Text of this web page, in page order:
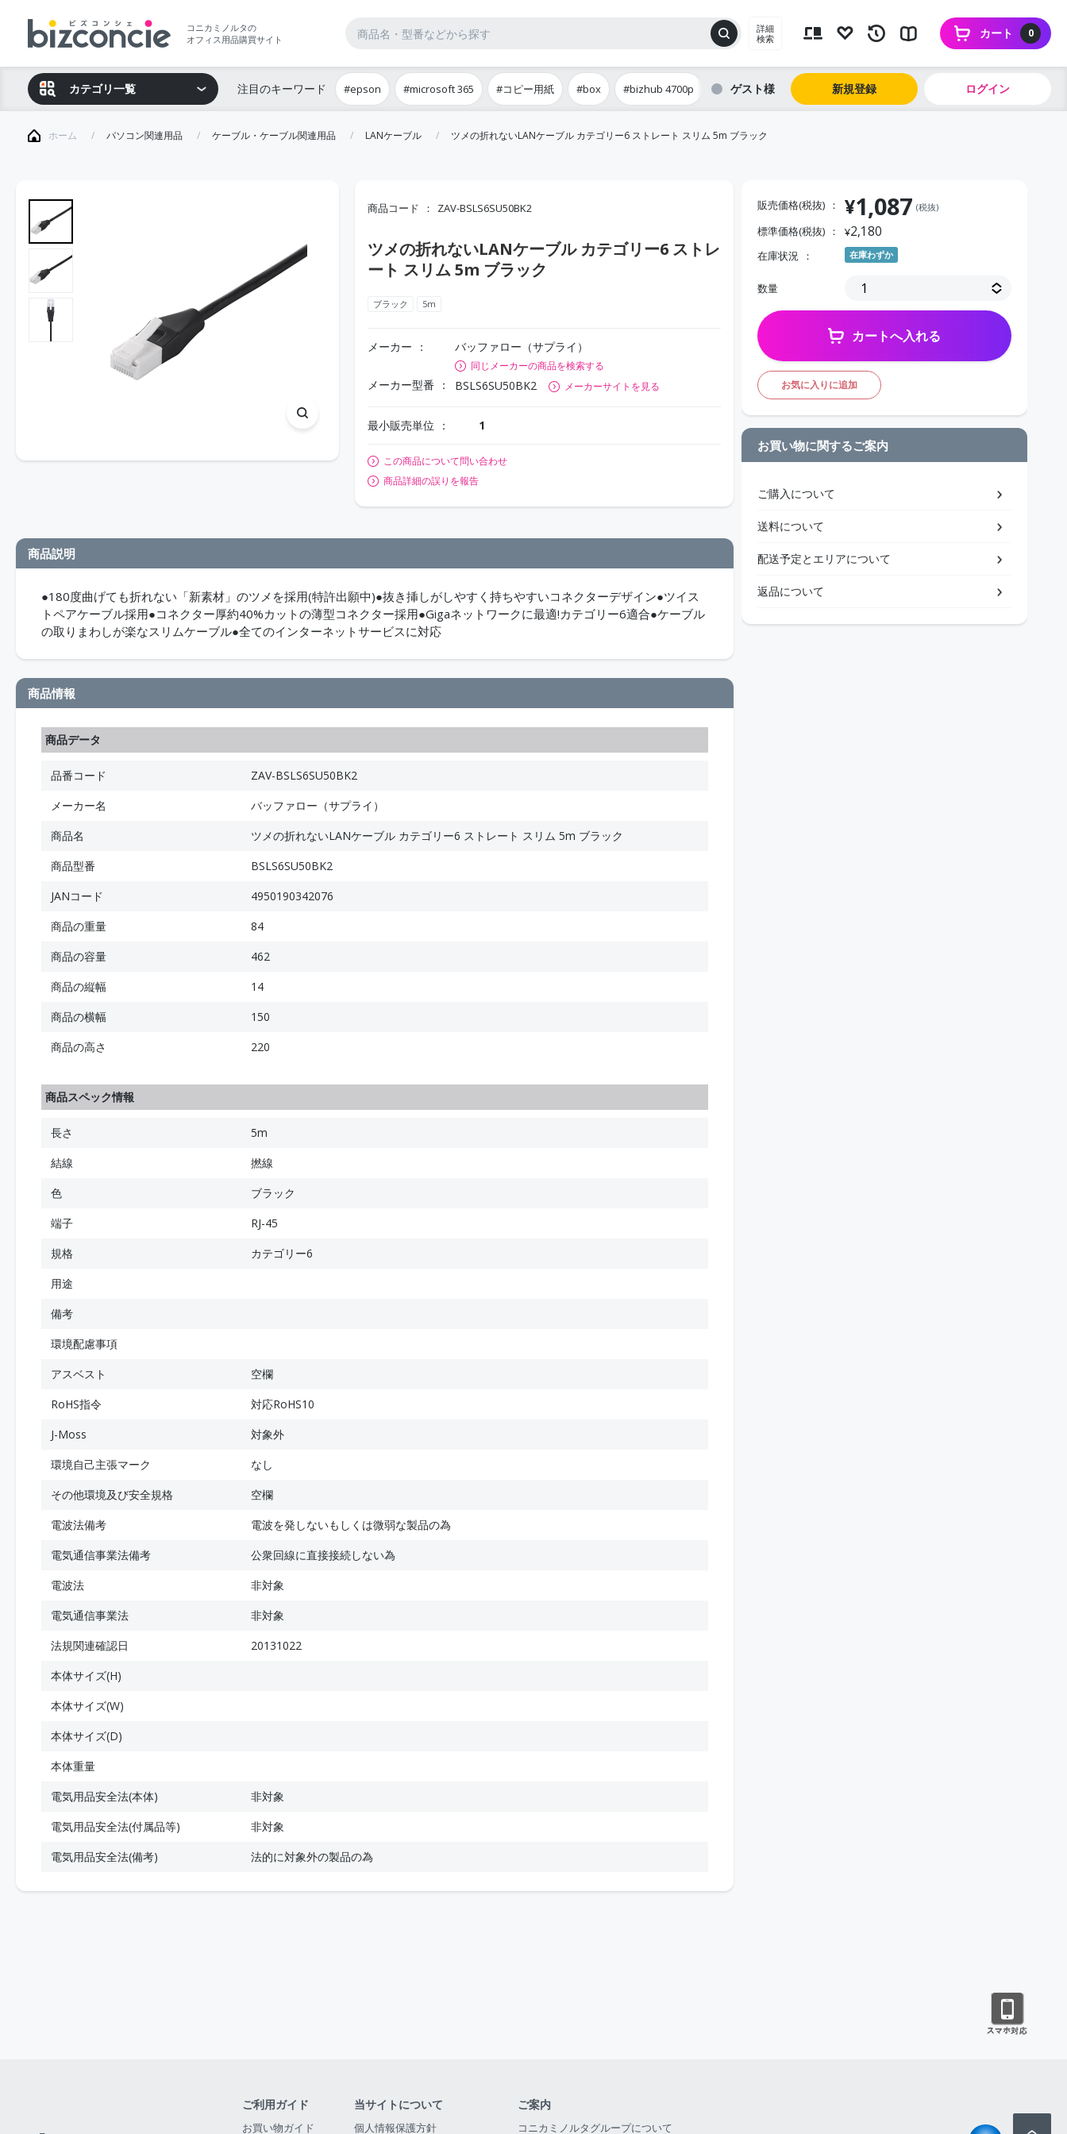
コニカミノルタの
オフィス用品購買サイト
詳細
検索
0
カート
カテゴリ一覧 注目のキーワード #epson #microsoft 365 #コピー用紙 #box #bizhub 4700p ゲスト 新規登録 ログイン
ホーム パソコン関連用品 ケーブル・ケーブル関連用品 LANケーブル ツメの折れないLANケーブル カテゴリー6 ストレート スリム 5m ブラック
商品コード ZAV-BSLS6SU50BK2
ツメの折れないLANケーブル カテゴリー6 ストレ
ート スリム 5m ブラック
ブラック 5m
メーカー バッファロー（サプライ）
同じメーカーの商品を検索する
メーカー型番 BSLS6SU50BK2 メーカーサイトを見る
最小販売単位 1
この商品について問い合わせ
商品詳細の誤りを報告
商品説明
●180度曲げても折れない「新素材」のツメを採用(特許出願中)●抜き挿しがしやすく持ちやすいコネクターデザイン●ツイス
トペアケーブル採用●コネクター厚約40%カットの薄型コネクター採用●Gigaネットワークに最適!カテゴリー6適合●ケーブル
の取りまわしが楽なスリムケーブル●全てのインターネットサービスに対応
商品情報
商品データ
品番コード
ZAV-BSLS6SU50BK2
メーカー名
バッファロー（サプライ）
商品名
ツメの折れないLANケーブル カテゴリー6 ストレート スリム 5m ブラック
商品型番
BSLS6SU50BK2
JANコード
4950190342076
商品の重量
84
商品の容量
462
商品の縦幅
14
商品の横幅
150
商品の高さ
220
商品スペック情報
長さ
5m
結線
撚線
色
ブラック
端子
RJ-45
規格
カテゴリー6
用途
備考
環境配慮事項
アスベスト
空欄
RoHS指令
対応RoHS10
J-Moss
対象外
環境自己主張マーク
なし
その他環境及び安全規格
空欄
電波法備考
電波を発しないもしくは微弱な製品の為
電気通信事業法備考
公衆回線に直接接続しない為
電波法
非対象
電気通信事業法
非対象
法規関連確認日
20131022
本体サイズ(H)
本体サイズ(W)
本体サイズ(D)
本体重量
電気用品安全法(本体)
非対象
電気用品安全法(付属品等)
非対象
電気用品安全法(備考)
法的に対象外の製品の為
販売価格(税抜) ¥1,087 (税抜)
標準価格(税抜) ¥2,180
在庫状況 在庫わずか
数量
カートへ入れる
お気に入りに追加
お買い物に関するご案内
ご購入について
送料について
配送予定とエリアについて
返品について
ご利用ガイド
お買い物ガイド
当サイトについて
個人情報保護方針
ご案内
コニカミノルタグループについて